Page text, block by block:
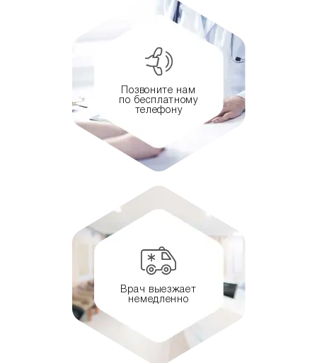
Позвоните нам
по бесплатному
телефону
Врач выезжает
немедленно